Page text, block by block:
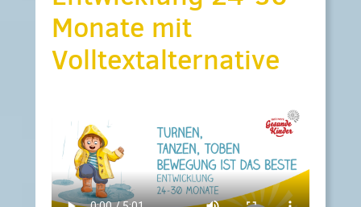
Monate mit
Volltextalternative